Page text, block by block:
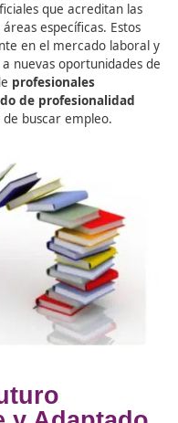
pueden acceder a
lo que facilita su
como el trabajo o
la formación
a su propio ritmo y
para enriquecer su
Una
Laboral
obtenidos a través
oficiales que
en el mercado
a nuevas